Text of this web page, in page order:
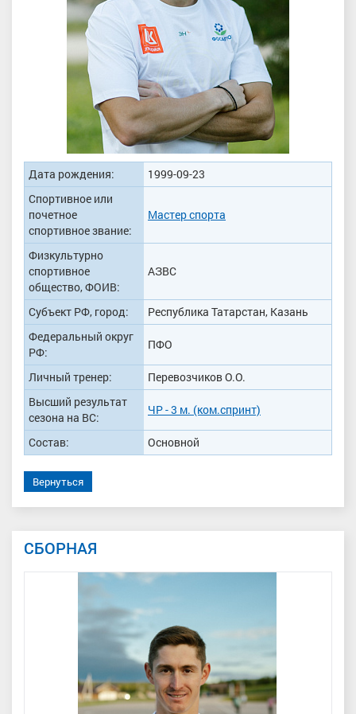
Дата рождения:
1999-09-23
Спортивное или
почетное
спортивное звание:
Мастер спорта
Физкультурно
спортивное
общество, ФОИВ:
АЗВС
Субъект РФ, город:
Республика Татарстан, Казань
Федеральный округ
РФ:
ПФО
Личный тренер:
Перевозчиков О.О.
Высший результат
сезона на ВС:
ЧР - 3 м. (ком.спринт)
Состав: Основной
Вернуться
СБОРНАЯ